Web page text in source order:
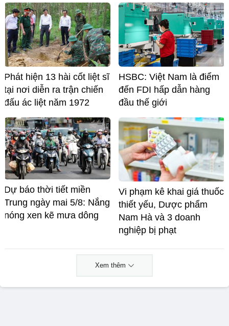
Phát hiện 13 hài cốt liệt sĩ
tại nơi diễn ra trận chiến
đấu ác liệt năm 1972
HSBC: Việt Nam là điểm
đến FDI hấp dẫn hàng
đầu thế giới
Dự báo thời tiết miền
Trung ngày mai 5/8: Nắng
nóng xen kẽ mưa dông
Vi phạm kê khai giá thuốc
thiết yếu, Dược phẩm
Nam Hà và 3 doanh
nghiệp bị phạt
Xem thêm